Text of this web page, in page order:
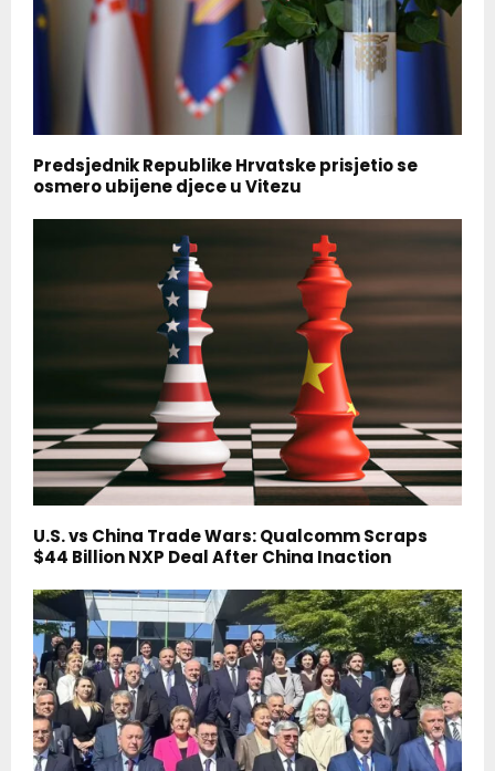
Predsjednik Republike Hrvatske prisjetio se
osmero ubijene djece u Vitezu
U.S. vs China Trade Wars: Qualcomm Scraps
$44 Billion NXP Deal After China Inaction